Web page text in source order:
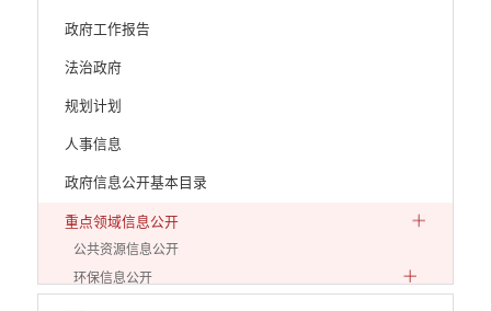
政府工作报告
法治政府
规划计划
人事信息
政府信息公开基本目录
重点领域信息公开
公共资源信息公开
环保信息公开